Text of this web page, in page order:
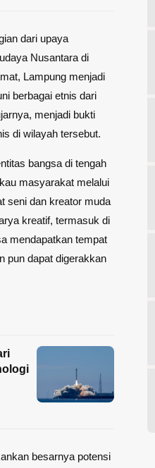
dari upaya
Nusantara di
Lampung menjadi
berbagai etnis dari
menjadi bukti
di wilayah tersebut.
bangsa di tengah
masyarakat melalui
seni dan kreator muda
kreatif, termasuk di
mendapatkan tempat
pun dapat digerakkan
besarnya potensi